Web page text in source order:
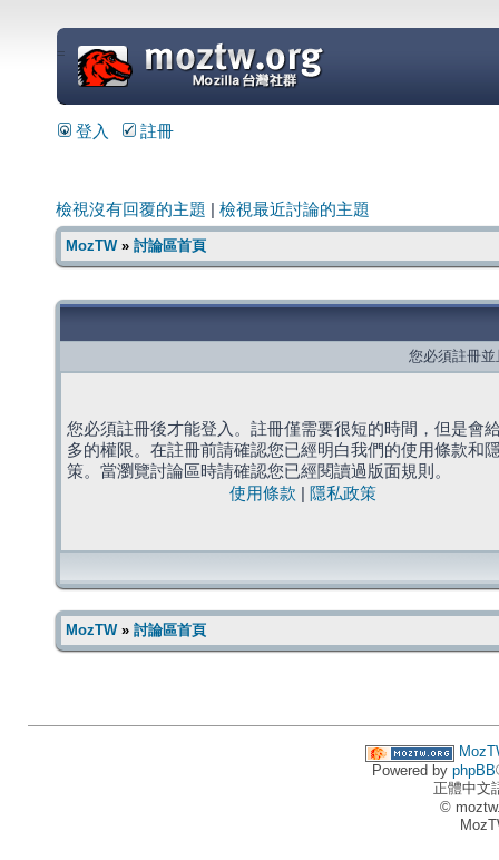
=
登入 註冊
檢視沒有回覆的主題 檢視最近討論的主題
MozTW» 討論區首頁
您必須註冊
您必須註冊後才能登入。註冊僅需要很短的時間，但是會
多的權限。在註冊前請確認您已經明白我們的使用條款和
策。當瀏覽討論區時請確認您已經閱讀過版面規則。
使用條款
隱私政策
MozTW» 討論區首頁
Powered by phpBB
正體中文
©